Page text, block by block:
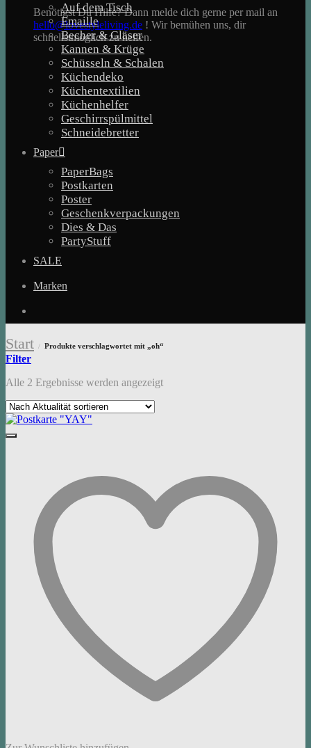
Benötigst Du Hilfe? Dann melde dich gerne per mail an
hello@lovestyleliving.de ! Wir bemühen uns, dir
schnellstmöglich zu helfen.
Auf dem Tisch
Emaille
Becher & Gläser
Kannen & Krüge
Schüsseln & Schalen
Küchendeko
Küchentextilien
Küchenhelfer
Geschirrspülmittel
Schneidebretter
Paper
PaperBags
Postkarten
Poster
Geschenkverpackungen
Dies & Das
PartyStuff
SALE
Marken
Start / Produkte verschlagwortet mit „oh“
Filter
Alle 2 Ergebnisse werden angezeigtNach